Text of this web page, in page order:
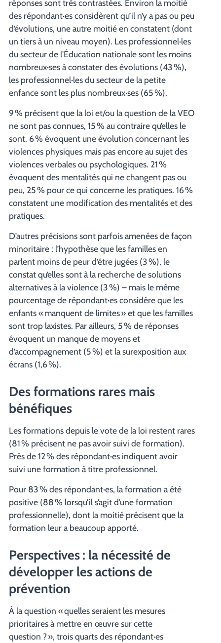
réponses sont très contrastées. Environ la moitié
des répondant·es considèrent qu’il n’y a pas ou peu
d’évolutions, une autre moitié en constatent (dont
un tiers à un niveau moyen). Les professionnel·les
du secteur de l’Éducation nationale sont les moins
nombreux·ses à constater des évolutions (43 %),
les professionnel·les du secteur de la petite
enfance sont les plus nombreux·ses (65 %).
9 % précisent que la loi et/ou la question de la VEO
ne sont pas connues, 15 % au contraire qu’elles le
sont. 6 % évoquent une évolution concernant les
violences physiques mais pas encore au sujet des
violences verbales ou psychologiques. 21 %
évoquent des mentalités qui ne changent pas ou
peu, 25 % pour ce qui concerne les pratiques. 16 %
constatent une modification des mentalités et des
pratiques.
D’autres précisions sont parfois amenées de façon
minoritaire : l’hypothèse que les familles en
parlent moins de peur d’être jugées (3 %), le
constat qu’elles sont à la recherche de solutions
alternatives à la violence (3 %) – mais le même
pourcentage de répondant·es considère que les
enfants « manquent de limites » et que les familles
sont trop laxistes. Par ailleurs, 5 % de réponses
évoquent un manque de moyens et
d’accompagnement (5 %) et la surexposition aux
écrans (1,6 %).
Des formations rares mais
bénéfiques
Les formations depuis le vote de la loi restent rares
(81 % précisent ne pas avoir suivi de formation).
Près de 12 % des répondant·es indiquent avoir
suivi une formation à titre professionnel.
Pour 83 % des répondant·es, la formation a été
positive (88 % lorsqu’il s’agit d’une formation
professionnelle), dont la moitié précisent que la
formation leur a beaucoup apporté.
Perspectives : la nécessité de
développer les actions de
prévention
À la question « quelles seraient les mesures
prioritaires à mettre en œuvre sur cette
question ? », trois quarts des répondant·es